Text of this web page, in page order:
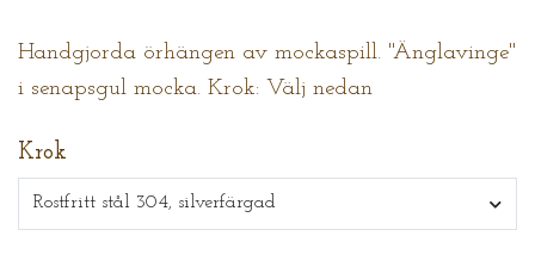
Handgjorda örhängen av mockaspill. "Änglavinge"
i senapsgul mocka. Krok: Välj nedan
Krok
Rostfritt stål 304, silverfärgad